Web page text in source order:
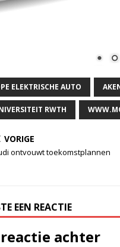
ELEKTRISCHE AUTO
RWTH
VORIGE
ontvouwt toekomstplannen
EEN REACTIE
achter